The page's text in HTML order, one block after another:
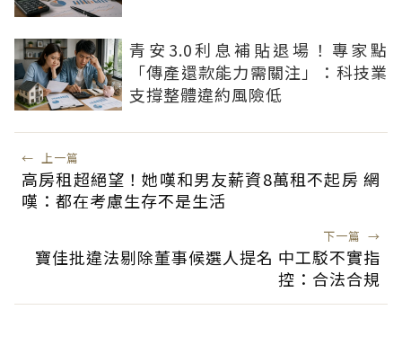
青安3.0利息補貼退場！專家點
「傳產還款能力需關注」：科技業
支撐整體違約風險低
← 上一篇
高房租超絕望！她嘆和男友薪資8萬租不起房 網
嘆：都在考慮生存不是生活
下一篇 →
寶佳批違法剔除董事候選人提名 中工駁不實指
控：合法合規